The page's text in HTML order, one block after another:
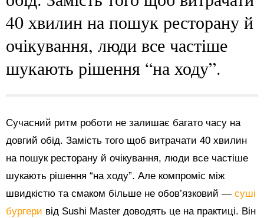
40 хвилин на пошук ресторану й
очікування, люди все частіше
шукають рішення “на ходу”.
Сучасний ритм роботи не залишає багато часу на
довгий обід. Замість того щоб витрачати 40 хвилин
на пошук ресторану й очікування, люди все частіше
шукають рішення “на ходу”. Але компроміс між
швидкістю та смаком більше не обов’язковий — суші
бургери від Sushi Master доводять це на практиці. Він